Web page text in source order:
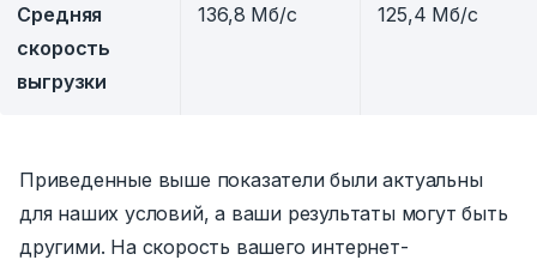
Средняя
скорость
выгрузки
136,8 Мб/с 125,4 Мб/с
Приведенные выше показатели были актуальны
для наших условий, а ваши результаты могут быть
другими. На скорость вашего интернет-